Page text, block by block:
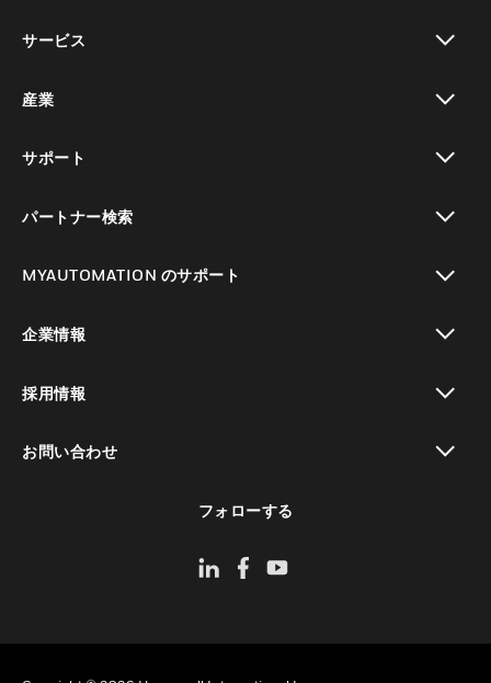
サービス
産業
サポート
パートナー検索
MYAUTOMATION のサポート
企業情報
採用情報
お問い合わせ
フォローする